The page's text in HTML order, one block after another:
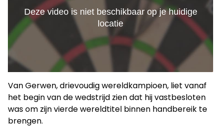
Van Gerwen, drievoudig wereldkampioen, liet vanaf
het begin van de wedstrijd zien dat hij vastbesloten
was om zijn vierde wereldtitel binnen handbereik te
brengen.